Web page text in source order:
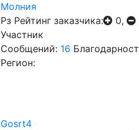
Молния
Рз Рейтинг заказчика: 0,
Участник
Сообщений: 16
Регион:
Gosrt4